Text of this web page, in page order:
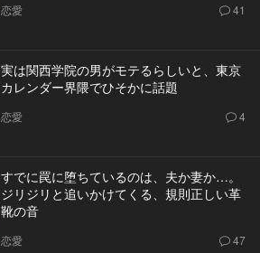
恋愛 41
実は関西学院の男がモテるらしいと、東京
カレンダー界隈でひそかに話題
恋愛 4
すでに罠に堕ちているのは、夫か妻か…。
ジリジリと追いかけてくる、規則正しい革
靴の音
恋愛 47